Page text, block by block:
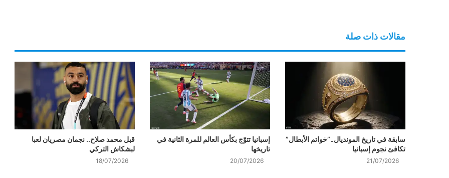
مقالات ذات صلة
سابقة في تاريخ المونديال..”خواتم الأبطال”
تكافئ نجوم إسبانيا
21/07/2026
إسبانيا تتوّج بكأس العالم للمرة الثانية في
تاريخها
20/07/2026
قبل محمد صلاح.. نجمان مصريان لعبا
لبشكاش التركي
18/07/2026